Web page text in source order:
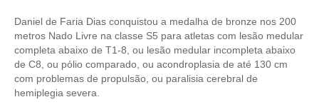
Daniel de Faria Dias conquistou a medalha de bronze nos 200
metros Nado Livre na classe S5 para atletas com lesão medular
completa abaixo de T1-8, ou lesão medular incompleta abaixo
de C8, ou pólio comparado, ou acondroplasia de até 130 cm
com problemas de propulsão, ou paralisia cerebral de
hemiplegia severa.